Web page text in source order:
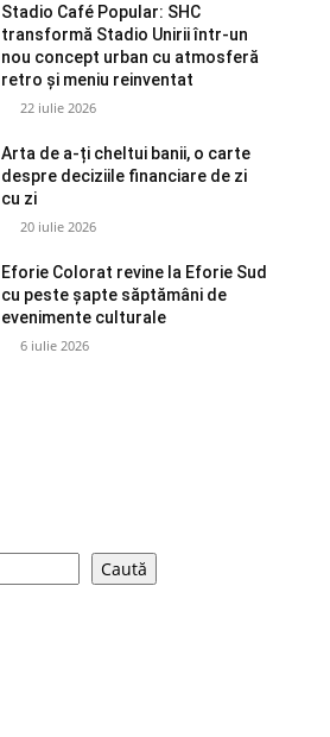
Stadio Café Popular: SHC
transformă Stadio Unirii într-un
nou concept urban cu atmosferă
retro și meniu reinventat
22 iulie 2026
Arta de a-ți cheltui banii, o carte
despre deciziile financiare de zi
cu zi
20 iulie 2026
Eforie Colorat revine la Eforie Sud
cu peste șapte săptămâni de
evenimente culturale
6 iulie 2026
Caută